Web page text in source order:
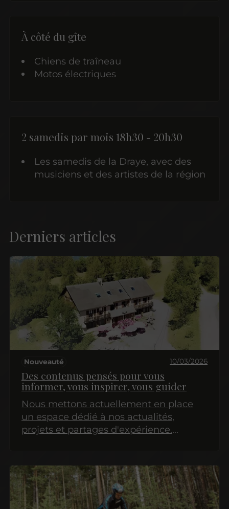
À côté du gîte
Chiens de traîneau
Motos électriques
2 samedis par mois 18h30 - 20h30
Les samedis de la Draye, avec des
musiciens et des artistes de la région
Derniers articles
Nouveauté 10/03/2026
Des contenus pensés pour vous
informer, vous inspirer, vous guider
Nous mettons actuellement en place
un espace dédié à nos actualités,
projets et partages d'expérience.